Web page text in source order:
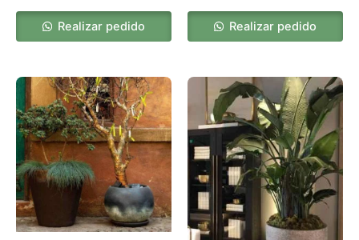
Realizar pedido Realizar pedido